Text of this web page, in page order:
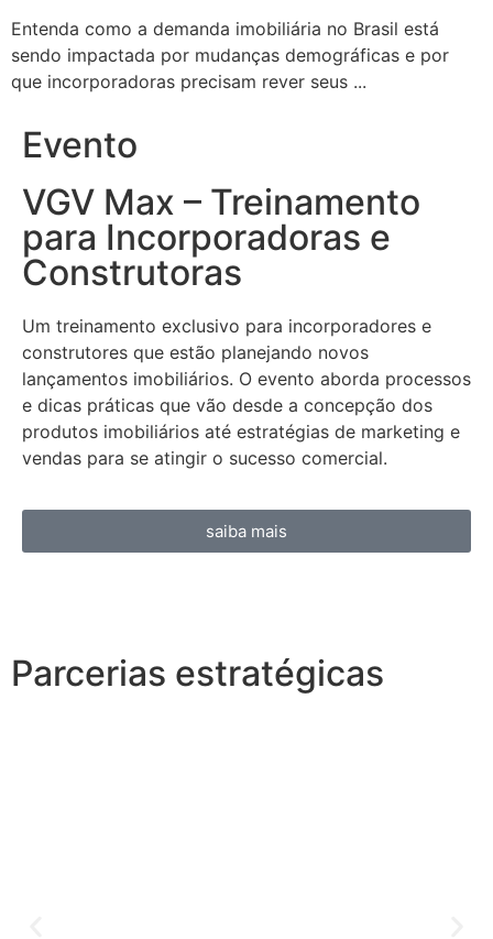
Entenda como a demanda imobiliária no Brasil está
sendo impactada por mudanças demográficas e por
que incorporadoras precisam rever seus ...
Evento
VGV Max – Treinamento
para Incorporadoras e
Construtoras
Um treinamento exclusivo para incorporadores e
construtores que estão planejando novos
lançamentos imobiliários. O evento aborda processos
e dicas práticas que vão desde a concepção dos
produtos imobiliários até estratégias de marketing e
vendas para se atingir o sucesso comercial.
saiba mais
Parcerias estratégicas